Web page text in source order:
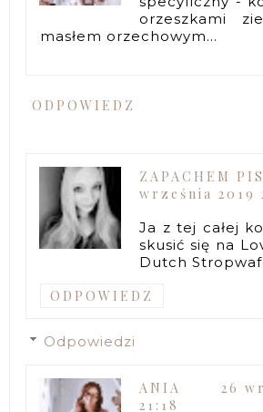
orzeszkami
masłem orzechowym...
ODPOWIEDZ
ZAPACHEM
września 2019
Ja z tej całej
skusić się na
Dutch
ODPOWIEDZ
Odpowiedzi
ANIA
26
21:18